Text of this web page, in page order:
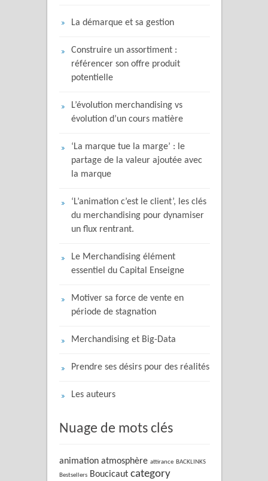
La démarque et sa gestion
Construire un assortiment :
référencer son offre produit
potentielle
L’évolution merchandising vs
évolution d’un cours matière
‘La marque tue la marge’ : le
partage de la valeur ajoutée avec
la marque
‘L’animation c’est le client’, les clés
du merchandising pour dynamiser
un flux rentrant.
Le Merchandising élément
essentiel du Capital Enseigne
Motiver sa force de vente en
période de stagnation
Merchandising et Big-Data
Prendre ses désirs pour des réalités
Les auteurs
Nuage de mots clés
animation atmosphère attirance BACKLINKS
Bestsellers Boucicaut category